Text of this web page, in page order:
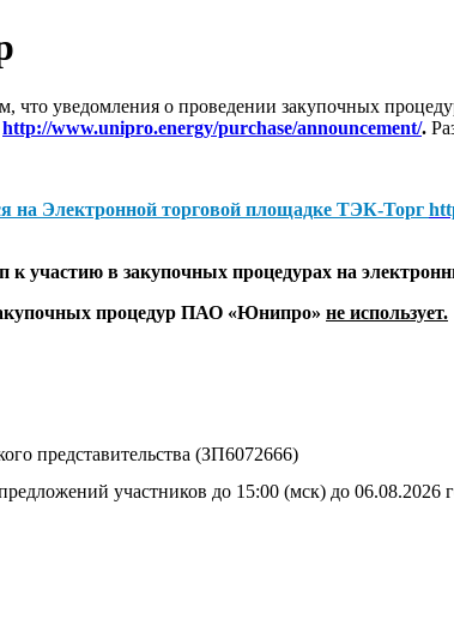
что уведомления о проведении закупочных
http://www.unipro.energy/purchase/announcement/.
на Электронной торговой площадке ТЭК-Торг
участию в закупочных процедурах на
процедур ПАО «Юнипро» не использует.
представительства (ЗП6072666)
участников до 15:00 (мск) до 06.08.2026